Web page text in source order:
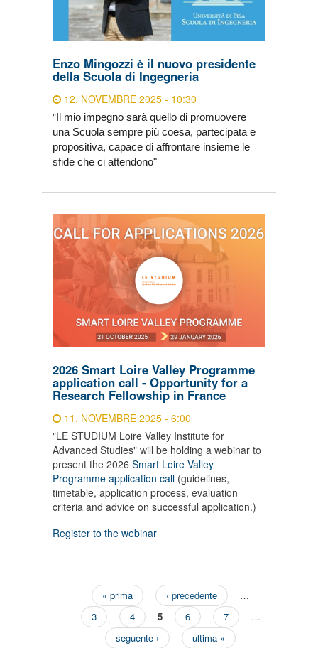
Enzo Mingozzi è il nuovo presidente
della Scuola di Ingegneria
12. NOVEMBRE 2025 - 10:30
" Il mio impegno sarà quello di promuovere
una Scuola sempre più coesa, partecipata e
propositiva, capace di affrontare insieme le
sfide che ci attendono"
2026 Smart Loire Valley Programme
application call - Opportunity for a
Research Fellowship in France
11. NOVEMBRE 2025 - 6:00
"LE STUDIUM Loire Valley Institute for
Advanced Studies" will be holding a webinar to
present the 2026 Smart Loire Valley
Programme application call (guidelines,
timetable, application process, evaluation
criteria and advice on successful application.)
Register to the webinar
« prima ‹ precedente
…
3
4 5 6 7
…
seguente ›
ultima »